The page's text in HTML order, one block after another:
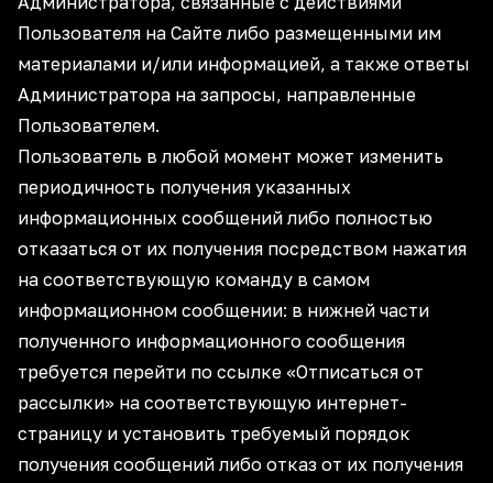
Пользователя на Сайте либо размещенными им
материалами и/или информацией, а также ответы
Администратора на запросы, направленные
Пользователем.
Пользователь в любой момент может изменить
периодичность получения указанных
информационных сообщений либо полностью
отказаться от их получения посредством нажатия
на соответствующую команду в самом
информационном сообщении: в нижней части
полученного информационного сообщения
требуется перейти по ссылке «Отписаться от
рассылки» на соответствующую интернет-
страницу и установить требуемый порядок
получения сообщений либо отказ от их получения